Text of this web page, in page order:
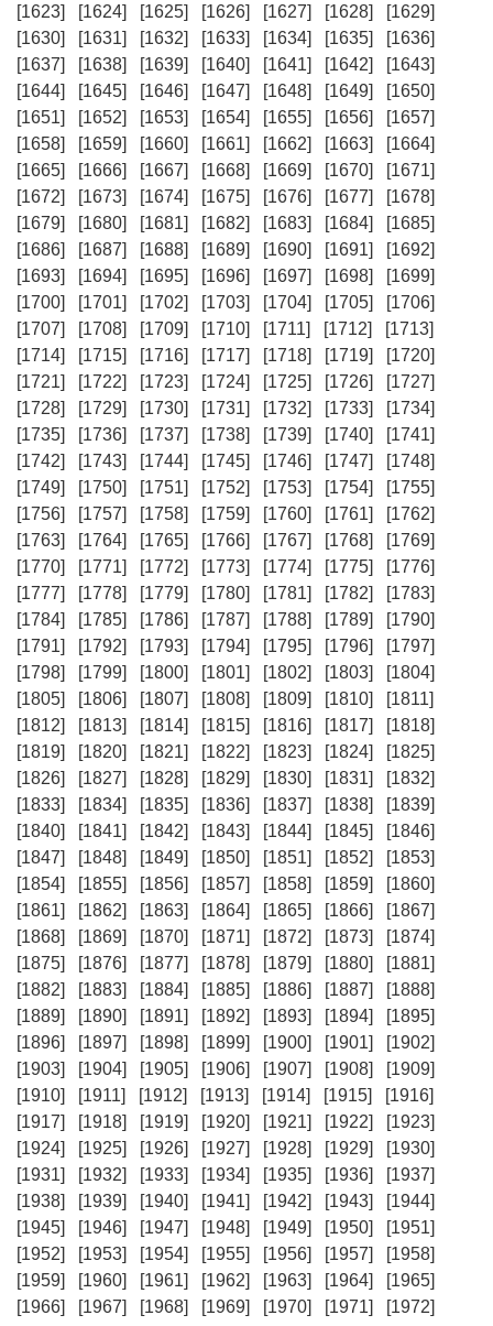
[1623]
[1624] [1625] [1626] [1627] [1628]
[1629]
[1630]
[1631] [1632] [1633] [1634] [1635]
[1636]
[1637]
[1638] [1639] [1640] [1641] [1642]
[1643]
[1644]
[1645] [1646] [1647] [1648] [1649]
[1650]
[1651]
[1652] [1653] [1654] [1655] [1656]
[1657]
[1658]
[1659] [1660] [1661] [1662] [1663]
[1664]
[1665]
[1666] [1667] [1668] [1669] [1670]
[1671]
[1672]
[1673] [1674] [1675] [1676] [1677]
[1678]
[1679]
[1680] [1681] [1682] [1683] [1684]
[1685]
[1686]
[1687] [1688] [1689] [1690] [1691]
[1692]
[1693]
[1694] [1695] [1696] [1697] [1698]
[1699]
[1700]
[1701] [1702] [1703] [1704] [1705]
[1706]
[1707]
[1708] [1709] [1710] [1711] [1712]
[1713]
[1714]
[1715] [1716] [1717] [1718] [1719]
[1720]
[1721]
[1722] [1723] [1724] [1725] [1726]
[1727]
[1728]
[1729] [1730] [1731] [1732] [1733]
[1734]
[1735]
[1736] [1737] [1738] [1739] [1740]
[1741]
[1742]
[1743] [1744] [1745] [1746] [1747]
[1748]
[1749]
[1750] [1751] [1752] [1753] [1754]
[1755]
[1756]
[1757] [1758] [1759] [1760] [1761]
[1762]
[1763]
[1764] [1765] [1766] [1767] [1768]
[1769]
[1770]
[1771] [1772] [1773] [1774] [1775]
[1776]
[1777]
[1778] [1779] [1780] [1781] [1782]
[1783]
[1784]
[1785] [1786] [1787] [1788] [1789]
[1790]
[1791]
[1792] [1793] [1794] [1795] [1796]
[1797]
[1798]
[1799] [1800] [1801] [1802] [1803]
[1804]
[1805]
[1806] [1807] [1808] [1809] [1810]
[1811]
[1812]
[1813] [1814] [1815] [1816] [1817]
[1818]
[1819]
[1820] [1821] [1822] [1823] [1824]
[1825]
[1826]
[1827] [1828] [1829] [1830] [1831]
[1832]
[1833]
[1834] [1835] [1836] [1837] [1838]
[1839]
[1840]
[1841] [1842] [1843] [1844] [1845]
[1846]
[1847]
[1848] [1849] [1850] [1851] [1852]
[1853]
[1854]
[1855] [1856] [1857] [1858] [1859]
[1860]
[1861]
[1862] [1863] [1864] [1865] [1866]
[1867]
[1868]
[1869] [1870] [1871] [1872] [1873]
[1874]
[1875]
[1876] [1877] [1878] [1879] [1880]
[1881]
[1882]
[1883] [1884] [1885] [1886] [1887]
[1888]
[1889]
[1890] [1891] [1892] [1893] [1894]
[1895]
[1896]
[1897] [1898] [1899] [1900] [1901]
[1902]
[1903]
[1904] [1905] [1906] [1907] [1908]
[1909]
[1910]
[1911] [1912] [1913] [1914] [1915]
[1916]
[1917]
[1918] [1919] [1920] [1921] [1922]
[1923]
[1924]
[1925] [1926] [1927] [1928] [1929]
[1930]
[1931]
[1932] [1933] [1934] [1935] [1936]
[1937]
[1938]
[1939] [1940] [1941] [1942] [1943]
[1944]
[1945]
[1946] [1947] [1948] [1949] [1950]
[1951]
[1952]
[1953] [1954] [1955] [1956] [1957]
[1958]
[1959]
[1960] [1961] [1962] [1963] [1964]
[1965]
[1966]
[1967] [1968] [1969] [1970] [1971]
[1972]